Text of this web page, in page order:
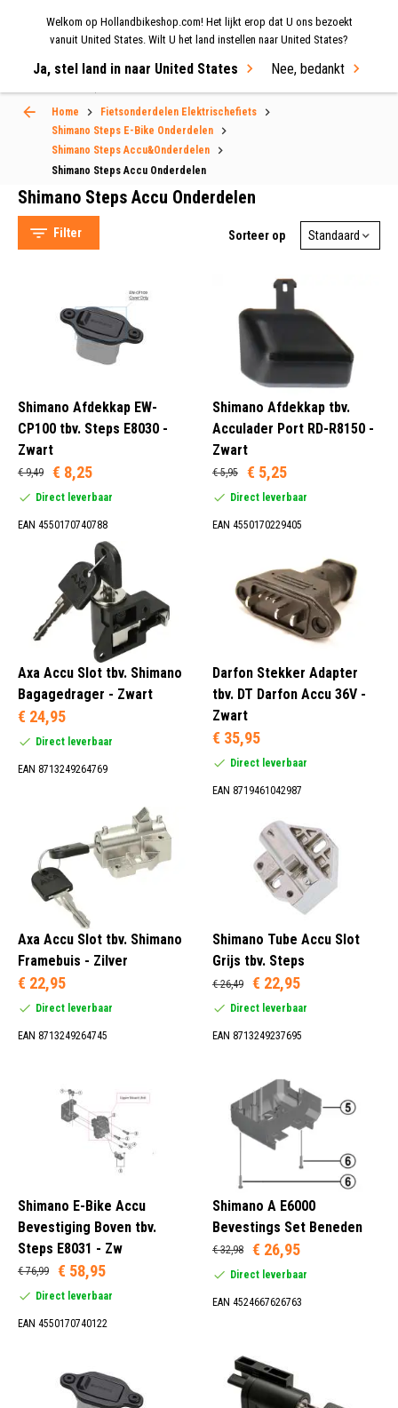
Welkom op Hollandbikeshop.com! Het lijkt erop dat U ons bezoekt
vanuit United States. Wilt U het land instellen naar United States?
Ja, stel land in naar United States Nee, bedankt
Home
Fietsonderdelen Elektrischefiets
Shimano Steps E-Bike Onderdelen
Shimano Steps Accu&Onderdelen
Shimano Steps Accu Onderdelen
Shimano Steps Accu Onderdelen
Hollandbikeshop (1)
Zilver (2)
Zwart (63)
Shimano Steps Accu Onderdelen
Filter Sorteer op
Shimano Afdekkap EW-
CP100 tbv. Steps E8030 -
Zwart
€ 9,49 € 8,25
Direct leverbaar
EAN 4550170740788
Shimano Afdekkap tbv.
Acculader Port RD-R8150 -
Zwart
€ 5,95 € 5,25
Direct leverbaar
EAN 4550170229405
Axa Accu Slot tbv. Shimano
Bagagedrager - Zwart
€ 24,95
Direct leverbaar
EAN 8713249264769
Darfon Stekker Adapter
tbv. DT Darfon Accu 36V -
Zwart
€ 35,95
Direct leverbaar
EAN 8719461042987
Axa Accu Slot tbv. Shimano
Framebuis - Zilver
€ 22,95
Direct leverbaar
EAN 8713249264745
Shimano Tube Accu Slot
Grijs tbv. Steps
€ 26,49 € 22,95
Direct leverbaar
EAN 8713249237695
Shimano E-Bike Accu
Bevestiging Boven tbv.
Steps E8031 - Zw
€ 76,99 € 58,95
Direct leverbaar
EAN 4550170740122
Shimano A E6000
Bevestings Set Beneden
€ 32,98 € 26,95
Direct leverbaar
EAN 4524667626763